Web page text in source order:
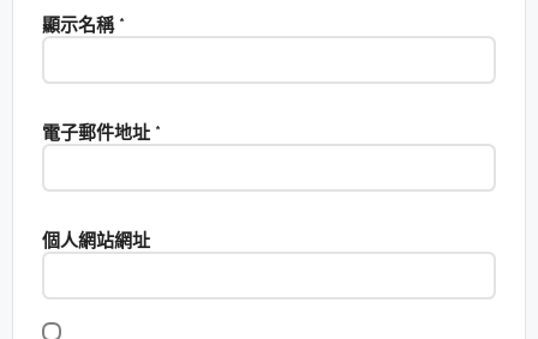
顯示名稱 *
電子郵件地址 *
個人網站網址